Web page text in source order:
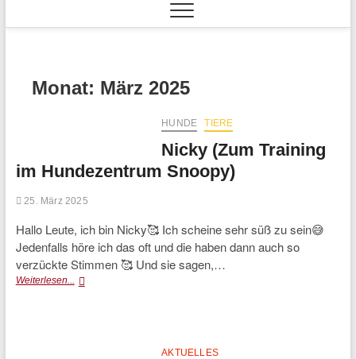
Monat: März 2025
HUNDE TIERE
Nicky (Zum Training
im Hundezentrum Snoopy)
25. März 2025
Hallo Leute, ich bin Nicky🥰 Ich scheine sehr süß zu sein😅
Jedenfalls höre ich das oft und die haben dann auch so
verzückte Stimmen 🥰 Und sie sagen,…
Weiterlesen... Nicky
AKTUELLES